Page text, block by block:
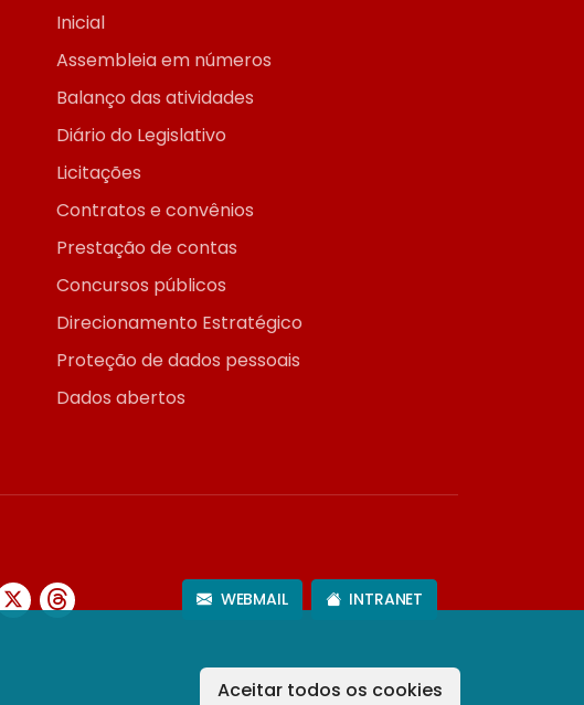
Aceitar todos os cookies
Inicial
Assembleia em números
Balanço das atividades
Diário do Legislativo
Licitações
Contratos e convênios
Prestação de contas
Concursos públicos
Direcionamento Estratégico
Proteção de dados pessoais
Dados abertos
WEBMAIL INTRANET